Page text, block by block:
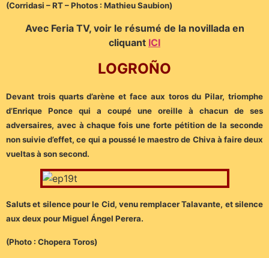
(Corridasi – RT – Photos : Mathieu Saubion)
Avec Feria TV, voir le résumé de la novillada en
cliquant ICI
LOGROÑO
Devant trois quarts d’arène et face aux toros du Pilar, triomphe
d’Enrique Ponce qui a coupé une oreille à chacun de ses
adversaires, avec à chaque fois une forte pétition de la seconde
non suivie d’effet, ce qui a poussé le maestro de Chiva à faire deux
vueltas à son second.
Saluts et silence pour le Cid, venu remplacer Talavante, et silence
aux deux pour Miguel Ángel Perera.
(Photo : Chopera Toros)